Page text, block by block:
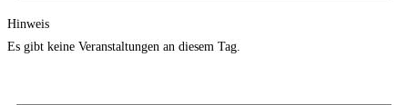
Hinweis
Es gibt keine Veranstaltungen an diesem Tag.